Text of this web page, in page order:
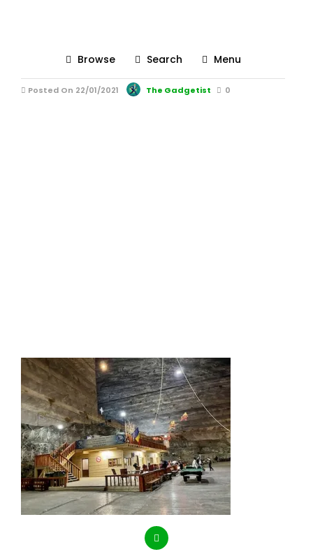
Browse Search Menu
prahova
Posted On 22/01/2021 The Gadgetist 0